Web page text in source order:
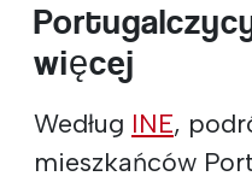
więcej
Według INE,
mieszkańców